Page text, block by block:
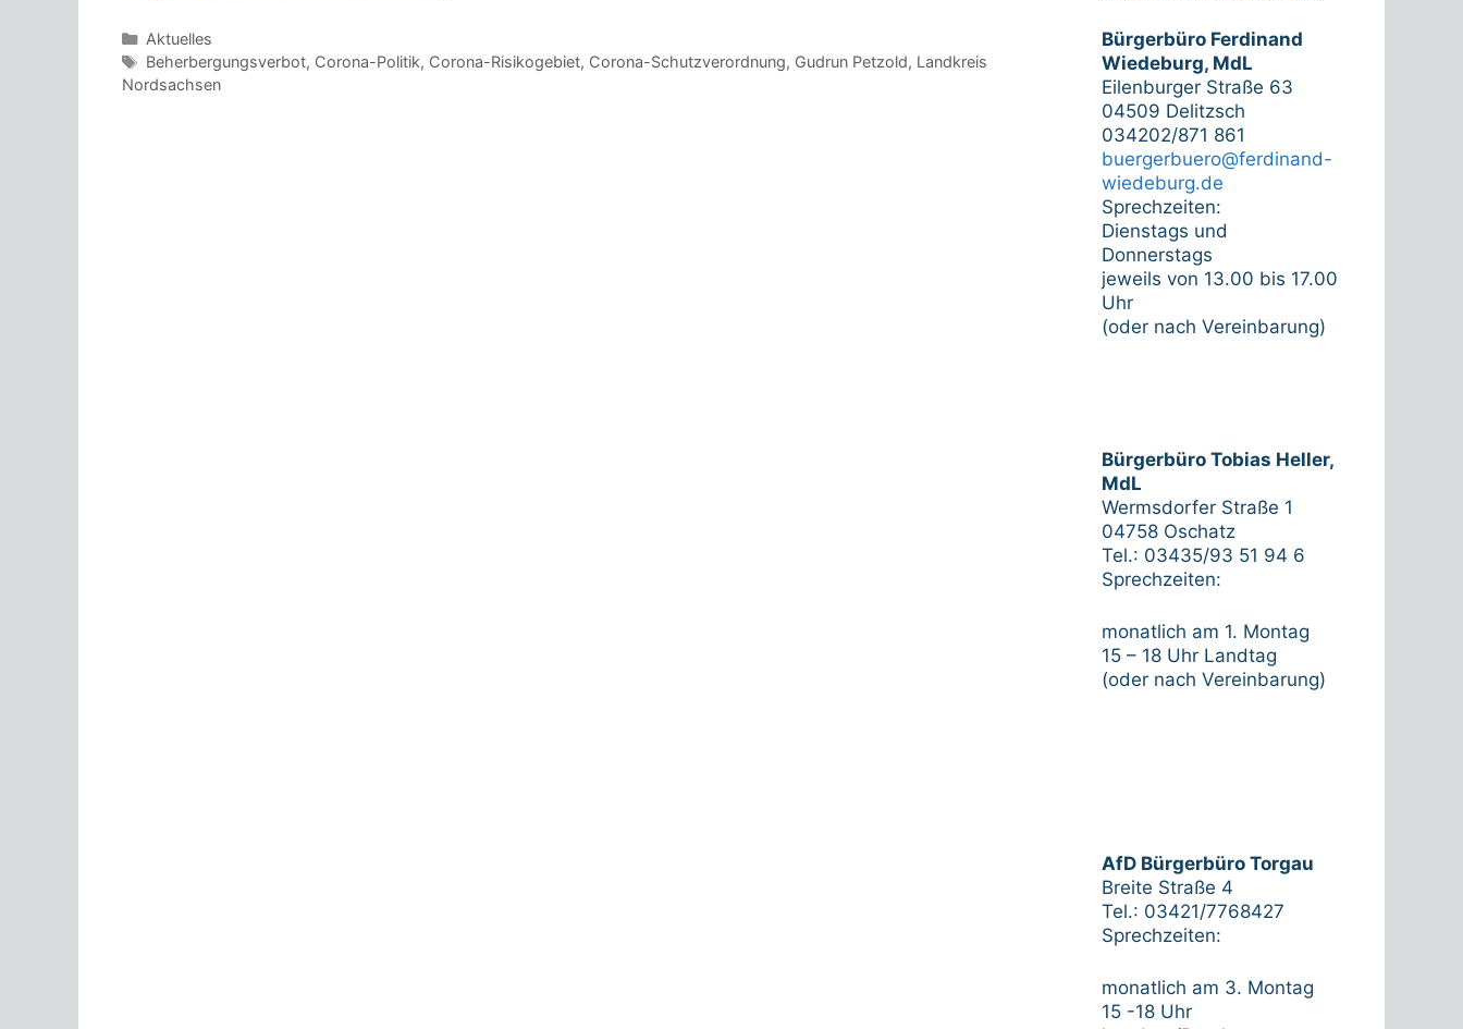
Kategorien
Aktuelles
Schlagwörter
Beherbergungsverbot, Corona-Politik, Corona-Risikogebiet, Corona-Schutzverordnung, Gudrun Petzold, Landkreis
Nordsachsen
Bürgerbüro Ferdinand
Wiedeburg, MdL
Eilenburger Straße 63
04509 Delitzsch
034202/871 861
buergerbuero@ferdinand-
wiedeburg.de
Sprechzeiten:
Dienstags und
Donnerstags
jeweils von 13.00 bis 17.00
Uhr
(oder nach Vereinbarung)
Bürgerbüro Tobias Heller,
MdL
Wermsdorfer Straße 1
04758 Oschatz
Tel.: 03435/93 51 94 6
Sprechzeiten:
monatlich am 1. Montag
15 – 18 Uhr Landtag
(oder nach Vereinbarung)
AfD Bürgerbüro Torgau
Breite Straße 4
Tel.: 03421/7768427
Sprechzeiten:
monatlich am 3. Montag
15 -18 Uhr